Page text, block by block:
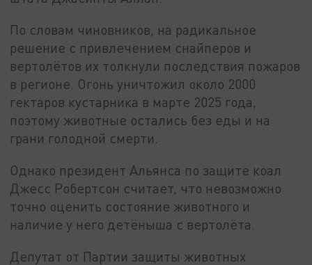
По словам чиновников, на радикальное
решение с привлечением снайперов и
вертолётов их толкнули последствия пожаров
в регионе. Огонь уничтожил около 2000
гектаров кустарника в марте 2025 года,
поэтому животные остались без еды и на
грани голодной смерти.
Однако президент Альянса по защите коал
Джесс Робертсон считает, что невозможно
точно оценить состояние животного и
наличие у него детёныша с вертолёта.
Депутат от Партии защиты животных